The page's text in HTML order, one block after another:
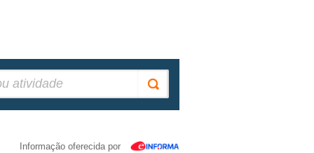
Informação oferecida por